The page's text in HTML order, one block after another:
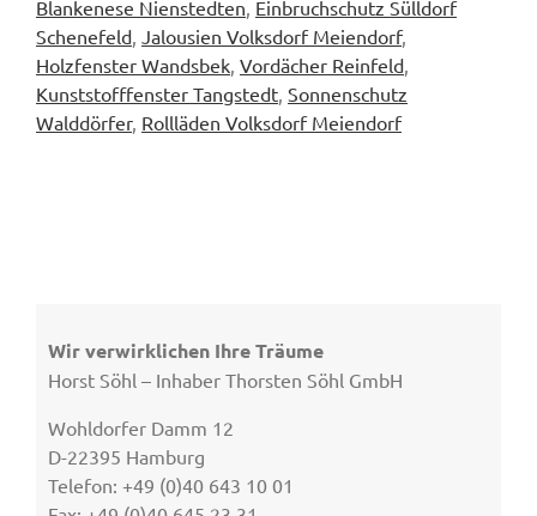
Blankenese Nienstedten, Einbruchschutz Sülldorf
Schenefeld, Jalousien Volksdorf Meiendorf,
Holzfenster Wandsbek, Vordächer Reinfeld,
Kunststofffenster Tangstedt, Sonnenschutz
Walddörfer, Rollläden Volksdorf Meiendorf
Wir verwirklichen Ihre Träume
Horst Söhl – Inhaber Thorsten Söhl GmbH
Wohldorfer Damm 12
D-22395 Hamburg
Telefon: +49 (0)40 643 10 01